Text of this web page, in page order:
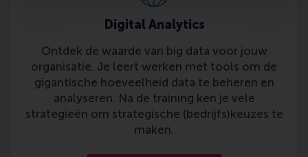
Digital Analytics
Ontdek de waarde van big data voor jouw
organisatie. Je leert werken met tools om de
gigantische hoeveelheid data te beheren en
analyseren. Na de training ken je vele
strategieën om strategische (bedrijfs)keuzes te
maken.